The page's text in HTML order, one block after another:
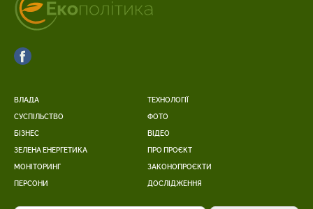
ВЛАДА
СУСПІЛЬСТВО
БІЗНЕС
ЗЕЛЕНА ЕНЕРГЕТИКА
МОНІТОРИНГ
ПЕРСОНИ
ТЕХНОЛОГІЇ
ФОТО
ВІДЕО
ПРО ПРОЄКТ
ЗАКОНОПРОЄКТИ
ДОСЛІДЖЕННЯ